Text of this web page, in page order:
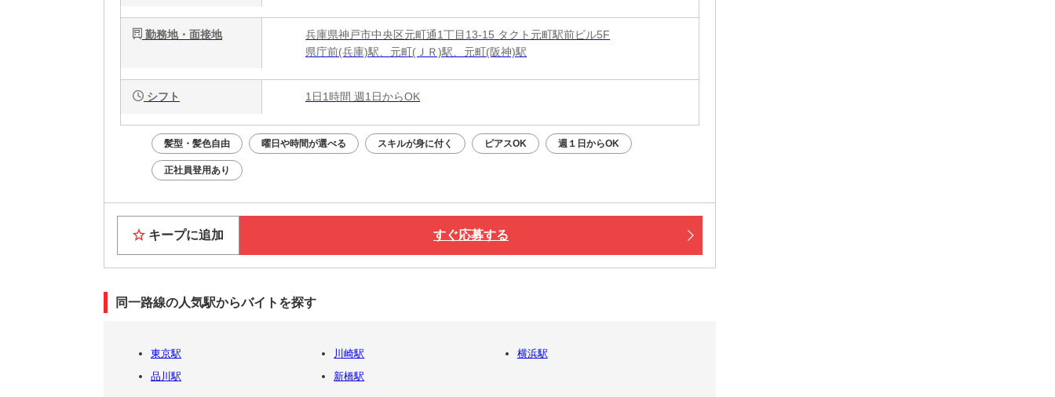
勤務地・面接地
兵庫県神戸市中央区元町通1丁目13-15 タクト元町駅前ビル5F
県庁前(兵庫)駅、元町(ＪＲ)駅、元町(阪神)駅
シフト 1日1時間 週1日からOK
髪型・髪色自由 曜日や時間が選べる スキルが身に付く ピアスOK 週１日からOK
正社員登用あり
キープに追加 すぐ応募する
同一路線の人気駅からバイトを探す
東京駅 川崎駅
横浜駅
品川駅
新橋駅